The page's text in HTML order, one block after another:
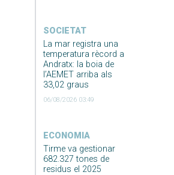
SOCIETAT
La mar registra una
temperatura rècord a
Andratx: la boia de
l’AEMET arriba als
33,02 graus
06/08/2026 03:49
ECONOMIA
Tirme va gestionar
682.327 tones de
residus el 2025